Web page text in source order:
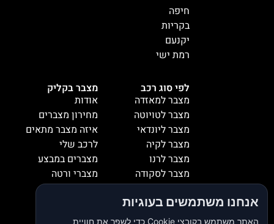
מצבר בקליק
אודות
מחירון מצברים
איזה מצבר מתאים
לרכב שלי
מצברים במבצע
מצברי ורטה
מצברי שנפ
אזורי שירות
לפי סוג רכב
מצבר למאזדה
מצבר לטויוטה
מצבר ליונדאי
מצבר לקיה
מצבר לרנו
מצבר לסקודה
מצבר למיציבושי
מצבר לסובארו
מצבר להונדה
חיפה
בקריות
יקנעם
רמת ישי
אנחנו משתמשים בעוגיות
האתר משתמש בקובצי Cookie כדי לשפר את חוויית